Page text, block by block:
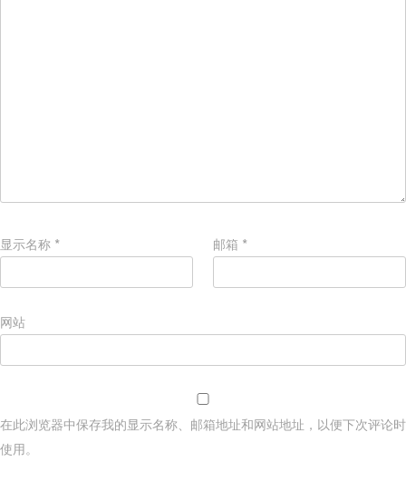
显示名称 * 邮箱 *
网站
在此浏览器中保存我的显示名称、邮箱地址和网站地址，以便下次评论时
使用。